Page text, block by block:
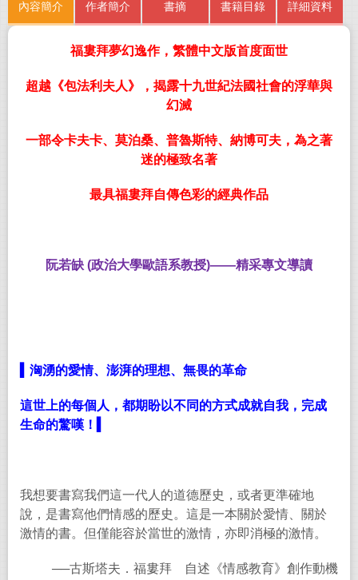
內容簡介 作者簡介 書摘 書籍目錄 詳細資料
福婁拜夢幻逸作，繁體中文版首度面世
超越《包法利夫人》，揭露十九世紀法國社會的浮華與
幻滅
一部令卡夫卡、莫泊桑、普魯斯特、納博可夫，為之著
迷的極致名著
最具福婁拜自傳色彩的經典作品
阮若缺 (政治大學歐語系教授)——精采專文導讀
洶湧的愛情、澎湃的理想、無畏的革命
這世上的每個人，都期盼以不同的方式成就自我，完成
生命的驚嘆！
我想要書寫我們這一代人的道德歷史，或者更準確地
說，是書寫他們情感的歷史。這是一本關於愛情、關於
激情的書。但僅能容於當世的激情，亦即消極的激情。
──古斯塔夫．福婁拜 自述《情感教育》創作動機